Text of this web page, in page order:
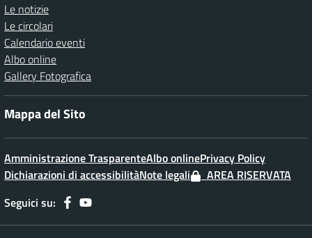
Le notizie
Le circolari
Calendario eventi
Albo online
Gallery Fotografica
Mappa del Sito
Amministrazione TrasparenteAlbo onlinePrivacy Policy
Dichiarazioni di accessibilitàNote legali
AREA RISERVATA
Seguici su: